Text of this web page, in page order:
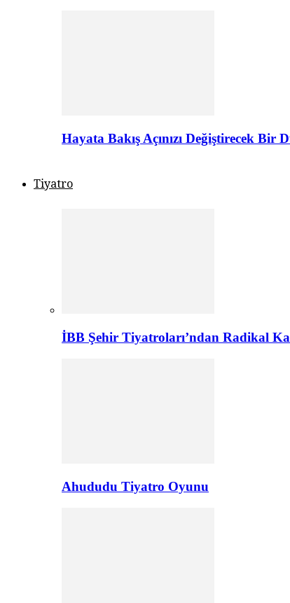
Hayata Bakış Açınızı Değiştirecek Bir
Tiyatro
İBB Şehir Tiyatroları’ndan Radikal
Ahududu Tiyatro Oyunu